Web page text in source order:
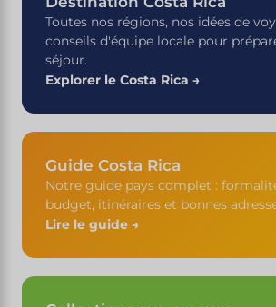
Toutes nos régions, nos idées de
conseils d'équipe locale pour
séjour.
Explorer le Costa Rica →
Guide Costa Rica
Notre guide pays complet :
budget, itinéraires et bonnes
Lire le guide →